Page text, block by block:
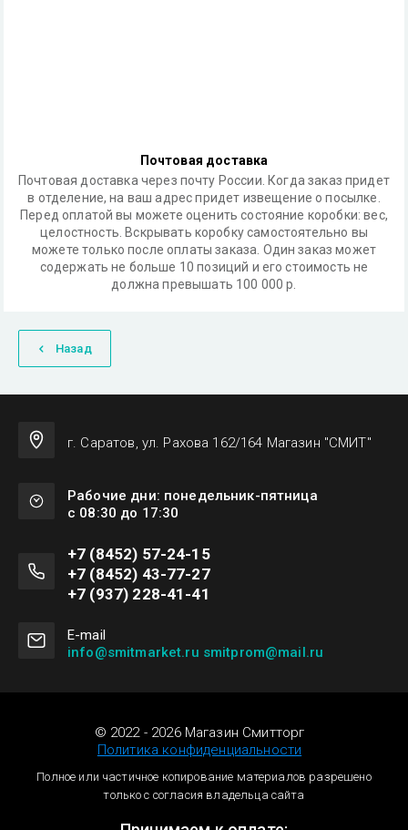
Почтовая доставка
Почтовая доставка через почту России. Когда заказ придет
в отделение, на ваш адрес придет извещение о посылке.
Перед оплатой вы можете оценить состояние коробки: вес,
целостность. Вскрывать коробку самостоятельно вы
можете только после оплаты заказа. Один заказ может
содержать не больше 10 позиций и его стоимость не
должна превышать 100 000 р.
Назад
г. Саратов, ул. Рахова 162/164 Магазин "СМИТ"
Рабочие дни: понедельник-пятница
с 08:30 до 17:30
+7 (8452) 57-24-15
+7 (8452) 43-77-27
+7 (937) 228-41-41
Е-mail
info@smitmarket.ru smitprom@mail.ru
© 2022 - 2026 Магазин Смитторг
Политика конфиденциальности
Полное или частичное копирование материалов разрешено
только с согласия владельца сайта